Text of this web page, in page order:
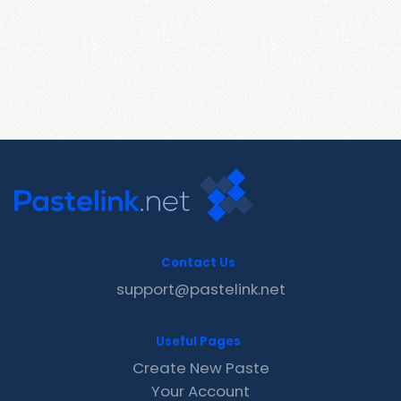
Contact Us
support@pastelink.net
Useful Pages
Create New Paste
Your Account